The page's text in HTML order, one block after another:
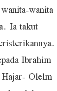
wanita
Ia takut
Ibrahim
Olelm